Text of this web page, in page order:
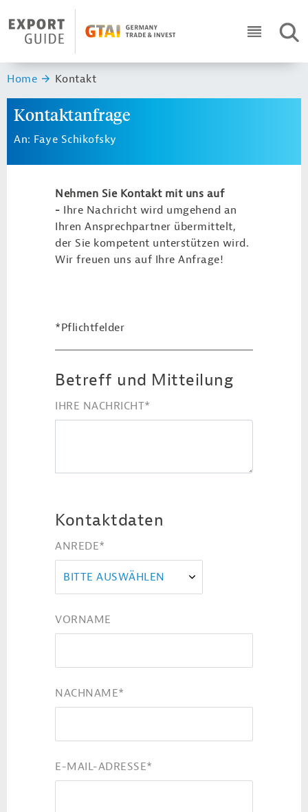
Header Logo
ICON
Sie sind hier:
Home Kontakt
Kontaktanfrage
An: Faye Schikofsky
Nehmen Sie Kontakt mit uns auf
- Ihre Nachricht wird umgehend an
Ihren Ansprechpartner übermittelt,
der Sie kompetent unterstützen wird.
Wir freuen uns auf Ihre Anfrage!
*Pflichtfelder
Betreff und Mitteilung
IHRE NACHRICHT*
Kontaktdaten
ANREDE*
BITTE AUSWÄHLEN
VORNAME
NACHNAME*
E-MAIL-ADRESSE*